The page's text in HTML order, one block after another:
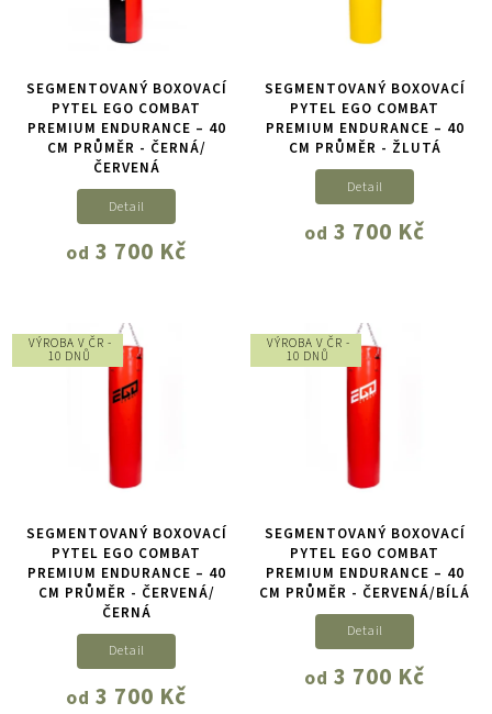
SEGMENTOVANÝ BOXOVACÍ
PYTEL EGO COMBAT
PREMIUM ENDURANCE – 40
CM PRŮMĚR - ČERNÁ/
ČERVENÁ
od 3 700 Kč
Detail
SEGMENTOVANÝ BOXOVACÍ
PYTEL EGO COMBAT
PREMIUM ENDURANCE – 40
CM PRŮMĚR - ŽLUTÁ
od 3 700 Kč
Detail
VÝROBA V ČR -
10 DNŮ
SEGMENTOVANÝ BOXOVACÍ
PYTEL EGO COMBAT
PREMIUM ENDURANCE – 40
CM PRŮMĚR - ČERVENÁ/
ČERNÁ
od 3 700 Kč
Detail
VÝROBA V ČR -
10 DNŮ
SEGMENTOVANÝ BOXOVACÍ
PYTEL EGO COMBAT
PREMIUM ENDURANCE – 40
CM PRŮMĚR - ČERVENÁ/BÍLÁ
od 3 700 Kč
Detail